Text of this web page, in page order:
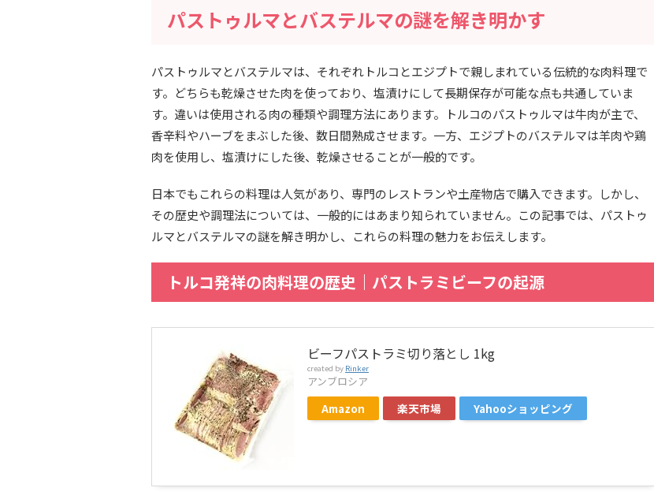
パストゥルマとバステルマの謎を解き明かす
パストゥルマとバステルマは、それぞれトルコとエジプトで親しまれている伝統的な肉料理で
す。どちらも乾燥させた肉を使っており、塩漬けにして長期保存が可能な点も共通していま
す。違いは使用される肉の種類や調理方法にあります。トルコのパストゥルマは牛肉が主で、
香辛料やハーブをまぶした後、数日間熟成させます。一方、エジプトのバステルマは羊肉や鶏
肉を使用し、塩漬けにした後、乾燥させることが一般的です。
日本でもこれらの料理は人気があり、専門のレストランや土産物店で購入できます。しかし、
その歴史や調理法については、一般的にはあまり知られていません。この記事では、パストゥ
ルマとバステルマの謎を解き明かし、これらの料理の魅力をお伝えします。
トルコ発祥の肉料理の歴史｜パストラミビーフの起源
ビーフパストラミ切り落とし 1kg
created by Rinker
アンブロシア
Amazon 楽天市場 Yahooショッピング